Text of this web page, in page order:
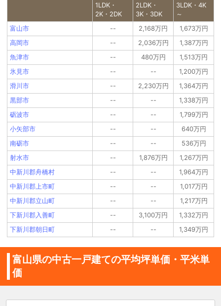
1LDK・
2K・2DK
2LDK・
3K・3DK
3LDK・4K
～
富山市
-- 2,168万円
1,673万円
高岡市
-- 2,036万円
1,387万円
魚津市
-- 480万円
1,513万円
氷見市
-- --
1,200万円
滑川市
-- 2,230万円
1,364万円
黒部市
-- --
1,338万円
砺波市
-- --
1,799万円
小矢部市
-- --
640万円
南砺市
-- --
536万円
射水市
-- 1,876万円
1,267万円
中新川郡舟橋村
-- --
1,964万円
中新川郡上市町
-- --
1,017万円
中新川郡立山町
-- --
1,217万円
下新川郡入善町
-- 3,100万円
1,332万円
下新川郡朝日町
-- -- 1,349万円
富山県の中古一戸建ての平均坪単価・平米単
価